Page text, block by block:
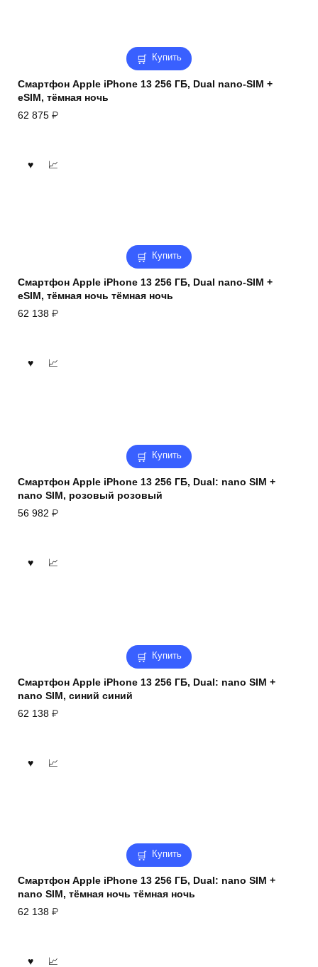
Купить
Смартфон Apple iPhone 13 256 ГБ, Dual nano-SIM +
eSIM, тёмная ночь
62 875 ₽
Купить
Смартфон Apple iPhone 13 256 ГБ, Dual nano-SIM +
eSIM, тёмная ночь тёмная ночь
62 138 ₽
Купить
Смартфон Apple iPhone 13 256 ГБ, Dual: nano SIM +
nano SIM, розовый розовый
56 982 ₽
Купить
Смартфон Apple iPhone 13 256 ГБ, Dual: nano SIM +
nano SIM, синий синий
62 138 ₽
Купить
Смартфон Apple iPhone 13 256 ГБ, Dual: nano SIM +
nano SIM, тёмная ночь тёмная ночь
62 138 ₽